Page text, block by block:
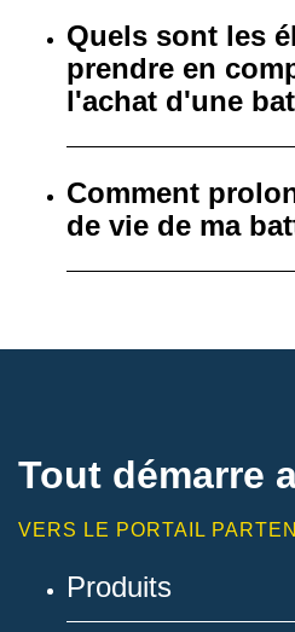
Quels sont les
prendre en
l'achat d'une
Comment
de vie de ma
Tout démarre
VERS LE PORTAIL
Produits